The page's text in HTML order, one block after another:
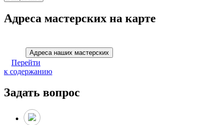
Адреса мастерских на карте
Адреса наших мастерских
Перейти
к содержанию
Задать вопрос